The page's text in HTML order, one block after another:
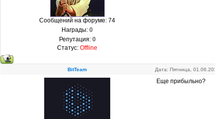
Сообщений на форуме: 74
Награды: 0
Репутация: 0
Статус: Offline
BitTeam Дата: Пятница,
Еще прибыльно?